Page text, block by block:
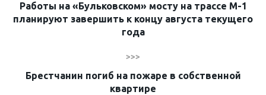
Работы на «Бульковском» мосту на трассе М-1
планируют завершить к концу августа текущего
года
>>>
Брестчанин погиб на пожаре в собственной
квартире